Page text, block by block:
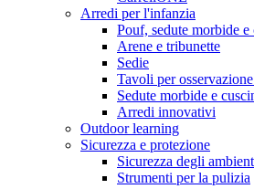
Arredi per l'infanzia
Pouf, sedute morbide e
Arene e tribunette
Sedie
Tavoli per
Sedute morbide e
Arredi innovativi
Outdoor learning
Sicurezza e protezione
Sicurezza degli
Strumenti per la pulizia